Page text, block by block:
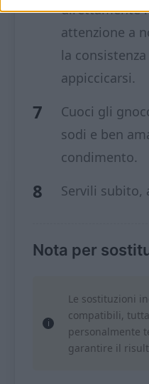
direttamente
attenzione a
la
appiccicarsi.
Cuoci gli
sodi e ben
condimento.
Servili subito,
Nota per
Le sostituzioni
compatibili,
personalmente
garantire il